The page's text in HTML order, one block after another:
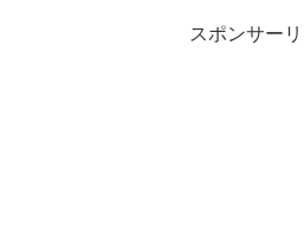
スポンサー